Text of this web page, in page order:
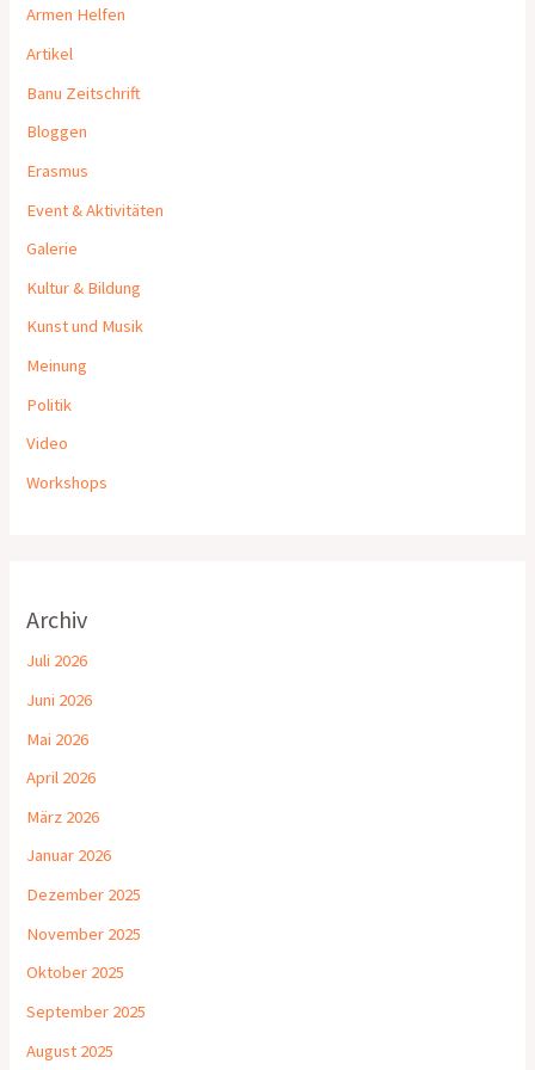
Armen Helfen
Artikel
Banu Zeitschrift
Bloggen
Erasmus
Event & Aktivitäten
Galerie
Kultur & Bildung
Kunst und Musik
Meinung
Politik
Video
Workshops
Archiv
Juli 2026
Juni 2026
Mai 2026
April 2026
März 2026
Januar 2026
Dezember 2025
November 2025
Oktober 2025
September 2025
August 2025